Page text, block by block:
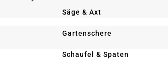
Säge & Axt
Gartenschere
Schaufel & Spaten